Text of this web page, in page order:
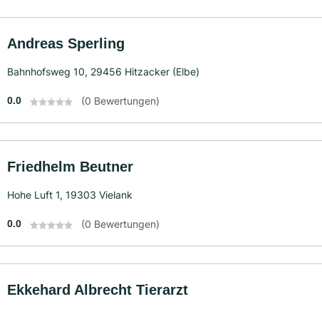
Andreas Sperling
Bahnhofsweg 10, 29456 Hitzacker (Elbe)
0.0 (0 Bewertungen)
Friedhelm Beutner
Hohe Luft 1, 19303 Vielank
0.0 (0 Bewertungen)
Ekkehard Albrecht Tierarzt